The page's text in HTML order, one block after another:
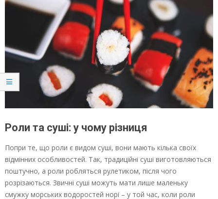
Роли та суші: у чому різниця
Попри те, що роли є видом суші, вони мають кілька своїх
відмінних особливостей. Так, традиційні суші виготовляються
поштучно, а роли робляться рулетиком, після чого
розрізаються. Звичні суші можуть мати лише маленьку
смужку морських водоростей норі – у той час, коли роли